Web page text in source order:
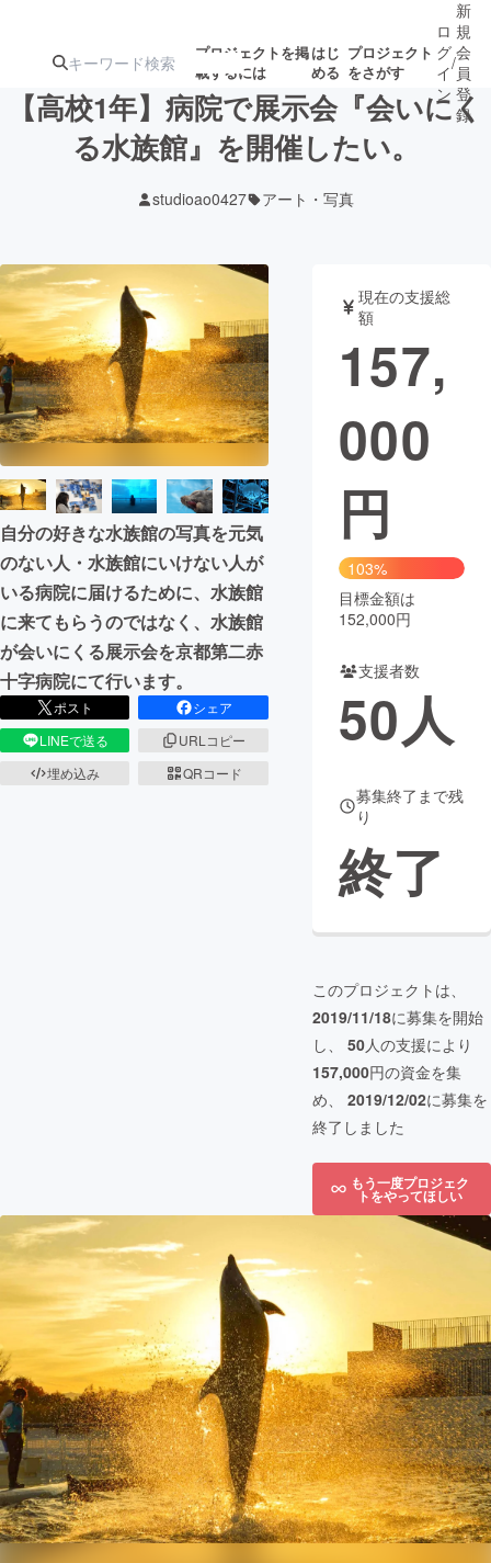
プロジェクトを掲
載するには
はじ
める
プロジェクト
をさがす
ジェクト
募集終了が近いプ
ロジェクト
アート・写真 音楽
テクノロジー・ガジェット ゲーム・サ
映像・映画
ビジネス・起業
まちづくり・地域活性化
CAMPFIRE for Social Good
CAMPFIRE Creation
CAMPFIREふるさと納税machi-ya コミュニティ
ロ
グ
イ
ン
/
新
規
会
員
登
録
【高校1年】病院で展示会『会いにく
る水族館』を開催したい。
studioao0427 アート・写真
自分の好きな水族館の写真を元気
のない人・水族館にいけない人が
いる病院に届けるために、水族館
に来てもらうのではなく、水族館
が会いにくる展示会を京都第二赤
十字病院にて行います。
ポスト
シェア
LINEで送る
URLコピー
埋め込み
QRコード
現在の支援総
額
157,
000
円
103%
目標金額は
152,000円
支援者数
50人
募集終了まで残
り
終了
このプロジェクトは、
2019/11/18に募集を開始
し、 50人の支援により
157,000円の資金を集
め、 2019/12/02に募集を
終了しました
もう一度プロジェク
トをやってほしい